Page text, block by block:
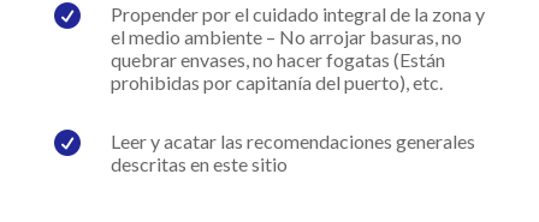

Propender por el cuidado integral de la zona y
el medio ambiente – No arrojar basuras, no
quebrar envases, no hacer fogatas (Están
prohibidas por capitanía del puerto), etc.

Leer y acatar las recomendaciones generales
descritas en este sitio